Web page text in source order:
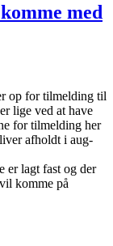
med
op for tilmelding til
lige ved at have
for tilmelding her
afholdt i aug-
er lagt fast og der
komme på